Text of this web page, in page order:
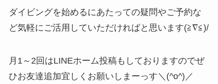
ダイビングを始めるにあたっての疑問やご予約な
ど気軽にご活用していただければと思います(≧∇≦)/
月1～2回はLINEホーム投稿もしておりますのでぜ
ひお友達追加宜しくお願いしまーっす＼(^o^)／